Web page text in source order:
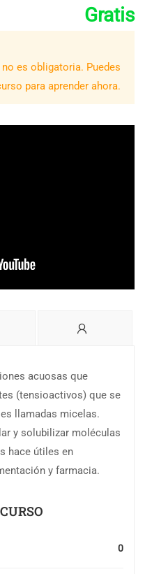
Gratis
es obligatoria. Puedes
para aprender ahora.
acuosas que
(tensioactivos) que se
llamadas micelas.
y solubilizar moléculas
hace útiles en
y farmacia.
0